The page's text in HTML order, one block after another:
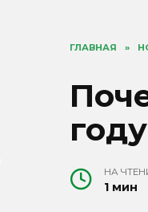
ГЛАВНАЯ »
НА
1 мин